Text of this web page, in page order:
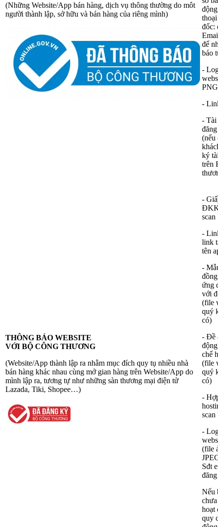
(Những Website/App bán hàng, dịch vụ thông thường do môt
người thành lập, sở hữu và bán hàng của riêng mình)
đốc:
để
báo
-
-
- Tài
(nếu
ký
trên
THÔNG BÁO WEBSITE
VỚI BỘ CÔNG THƯƠNG
(Website/App thành lập ra nhằm mục đích quy tụ nhiều nhà
bán hàng khác nhau cùng mở gian hàng trên Website/App do
mình lập ra, tương tự như những sàn thương mại điện tử
Lazada, Tiki, Shopee…)
-
scan
-
link
tên
-
ứng
với
(file
quý
có)
- Đề
chế
(file
quý
có)
-
scan
-
(file
Sđt
Nếu
hoạt
quy